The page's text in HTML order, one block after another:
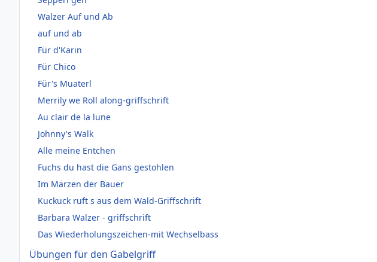
Walzer Auf und Ab
auf und ab
Für d'Karin
Für Chico
Für's Muaterl
Merrily we Roll along-griffschrift
Au clair de la lune
Johnny's Walk
Alle meine Entchen
Fuchs du hast die Gans gestohlen
Im Märzen der Bauer
Kuckuck ruft s aus dem Wald-Griffschrift
Barbara Walzer - griffschrift
Das Wiederholungszeichen-mit Wechselbass
Übungen für den Gabelgriff